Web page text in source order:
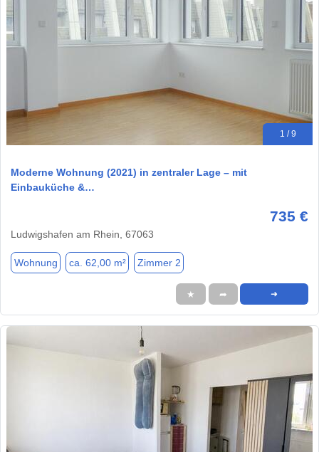
1 / 9
Moderne Wohnung (2021) in zentraler Lage – mit
Einbauküche &…
735 €
Ludwigshafen am Rhein, 67063
Wohnung ca. 62,00 m² Zimmer 2
★ ➦ ➜